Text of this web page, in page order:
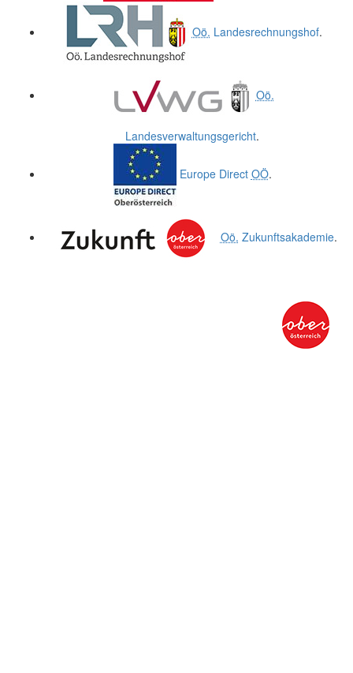
Oö. Landesrechnungshof.
Oö.
Landesverwaltungsgericht.
Europe Direct OÖ.
Oö. Zukunftsakademie.